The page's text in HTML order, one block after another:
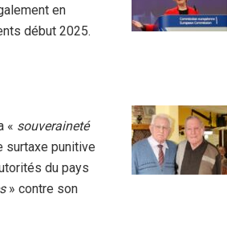
en
début 2025.
« souveraineté
surtaxe punitive
du pays
» contre son